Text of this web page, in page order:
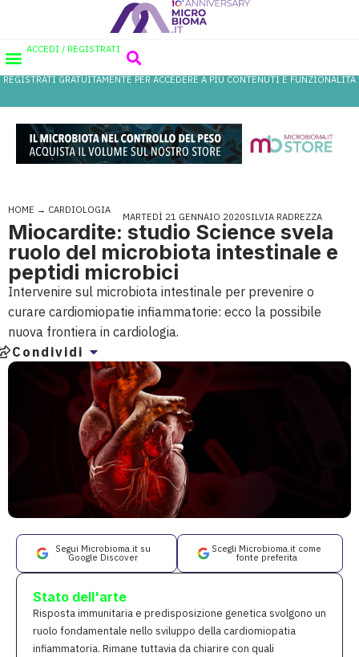
ACCEDI / REGISTRATI
REGISTRATI GRATUITAMENTE PER ACCEDERE A PIÙ CONTENUTI E FUNZIONALITÀ
HOME → CARDIOLOGIA
MARTEDÌ 21 GENNAIO 2020SILVIA RADREZZA
Miocardite: studio Science svela
ruolo del microbiota intestinale e
peptidi microbici
Intervenire sul microbiota intestinale per prevenire o
curare cardiomiopatie infiammatorie: ecco la possibile
nuova frontiera in cardiologia.
Condividi
Segui Microbioma.it su
Google Discover
Scegli Microbioma.it come
fonte preferita
Stato dell'arte
Risposta immunitaria e predisposizione genetica svolgono un
ruolo fondamentale nello sviluppo della cardiomiopatia
infiammatoria. Rimane tuttavia da chiarire con quali